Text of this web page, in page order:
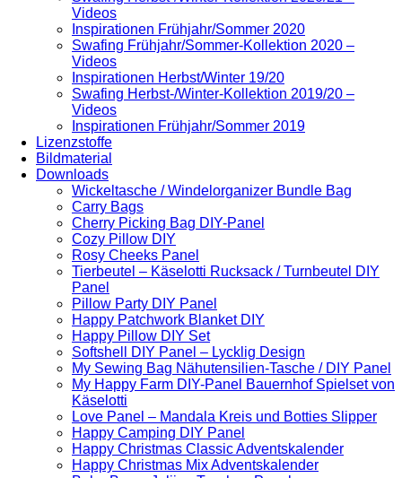
Videos
Inspirationen Frühjahr/Sommer 2020
Swafing Frühjahr/Sommer-Kollektion 2020 –
Videos
Inspirationen Herbst/Winter 19/20
Swafing Herbst-/Winter-Kollektion 2019/20 –
Videos
Inspirationen Frühjahr/Sommer 2019
Lizenzstoffe
Bildmaterial
Downloads
Wickeltasche / Windelorganizer Bundle Bag
Carry Bags
Cherry Picking Bag DIY-Panel
Cozy Pillow DIY
Rosy Cheeks Panel
Tierbeutel – Käselotti Rucksack / Turnbeutel DIY
Panel
Pillow Party DIY Panel
Happy Patchwork Blanket DIY
Happy Pillow DIY Set
Softshell DIY Panel – Lycklig Design
My Sewing Bag Nähutensilien-Tasche / DIY Panel
My Happy Farm DIY-Panel Bauernhof Spielset von
Käselotti
Love Panel – Mandala Kreis und Botties Slipper
Happy Camping DIY Panel
Happy Christmas Classic Adventskalender
Happy Christmas Mix Adventskalender